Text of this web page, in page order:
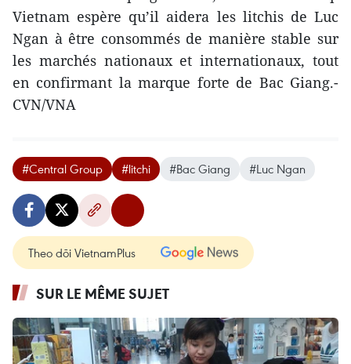
Vietnam espère qu’il aidera les litchis de Luc
Ngan à être consommés de manière stable sur
les marchés nationaux et internationaux, tout
en confirmant la marque forte de Bac Giang.-
CVN/VNA
#Central Group #litchi #Bac Giang #Luc Ngan
Theo dõi VietnamPlus
SUR LE MÊME SUJET